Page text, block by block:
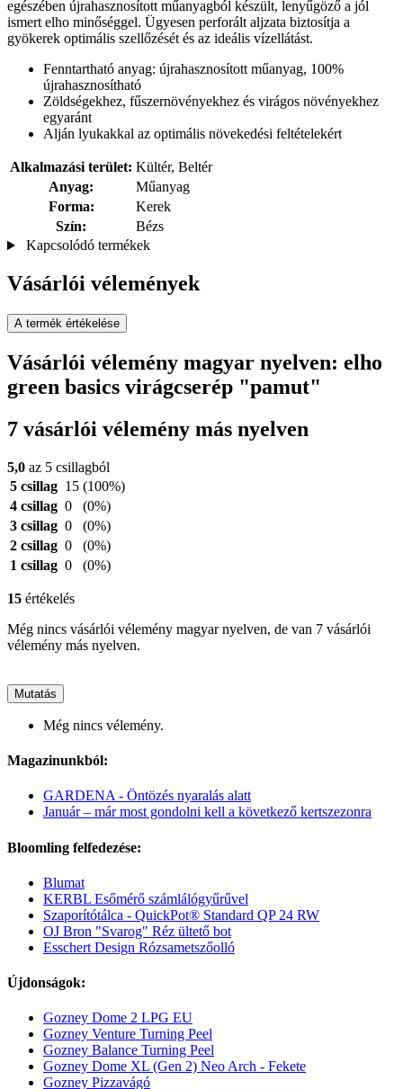
egészében újrahasznosított műanyagból készült, lenyűgöző a jól
ismert elho minőséggel. Ügyesen perforált aljzata biztosítja a
gyökerek optimális szellőzését és az ideális vízellátást.
Fenntartható anyag: újrahasznosított műanyag, 100%
újrahasznosítható
Zöldségekhez, fűszernövényekhez és virágos növényekhez
egyaránt
Alján lyukakkal az optimális növekedési feltételekért
Alkalmazási terület: Kültér, Beltér
Anyag:
Műanyag
Forma:
Kerek
Szín:
Bézs
Kapcsolódó termékek
Vásárlói vélemények
A termék értékelése
Vásárlói vélemény magyar nyelven: elho
green basics virágcserép "pamut"
7 vásárlói vélemény más nyelven
5,0 az 5 csillagból
5 csillag 15 (100%)
4 csillag 0
(0%)
3 csillag 0
(0%)
2 csillag 0
(0%)
1 csillag 0 (0%)
15 értékelés
Még nincs vásárlói vélemény magyar nyelven, de van 7 vásárlói
vélemény más nyelven.
Mutatás
Még nincs vélemény.
Magazinunkból:
GARDENA - Öntözés nyaralás alatt
Január – már most gondolni kell a következő kertszezonra
Bloomling felfedezése:
Blumat
KERBL Esőmérő számlálógyűrűvel
Szaporítótálca - QuickPot® Standard QP 24 RW
OJ Bron "Svarog" Réz ültető bot
Esschert Design Rózsametszőolló
Újdonságok:
Gozney Dome 2 LPG EU
Gozney Venture Turning Peel
Gozney Balance Turning Peel
Gozney Dome XL (Gen 2) Neo Arch - Fekete
Gozney Pizzavágó